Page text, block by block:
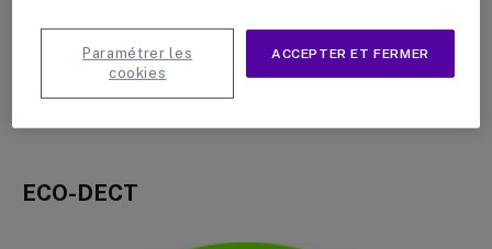
longue portée, et vous pouvez répondre à vos appels à
distance via ses boutons de contrôle.
ECO-DECT
ACCEPTER ET FERMER
Paramétrer les
cookies